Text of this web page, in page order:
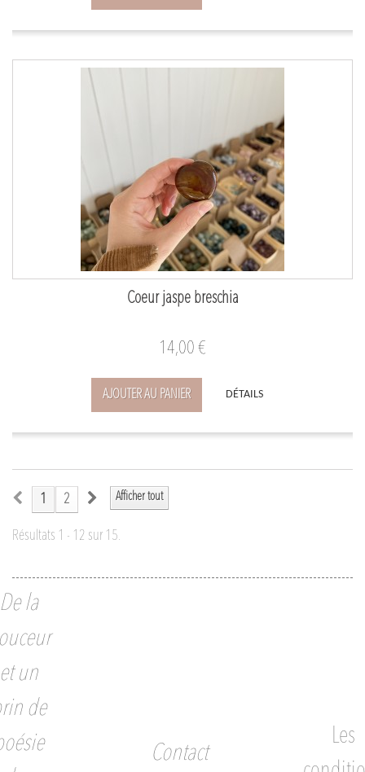
Coeur jaspe breschia
14,00 €
AJOUTER AU PANIER DÉTAILS
Afficher tout
1 2
Résultats 1 - 12 sur 15.
la
un
de
Contact
Les